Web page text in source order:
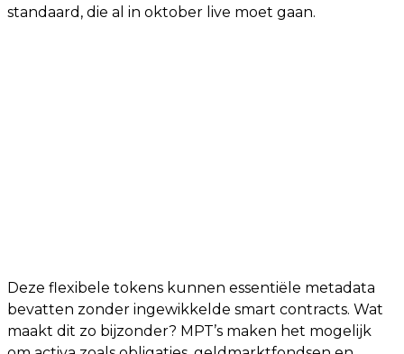
standaard, die al in oktober live moet gaan.
Deze flexibele tokens kunnen essentiële metadata
bevatten zonder ingewikkelde smart contracts. Wat
maakt dit zo bijzonder? MPT’s maken het mogelijk